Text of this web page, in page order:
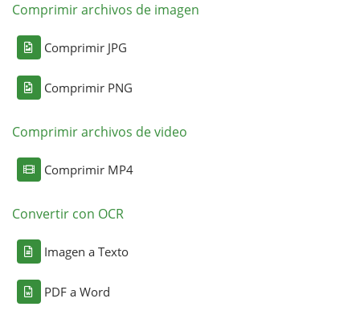
Comprimir archivos de imagen
Comprimir JPG
Comprimir PNG
Comprimir archivos de video
Comprimir MP4
Convertir con OCR
Imagen a Texto
PDF a Word